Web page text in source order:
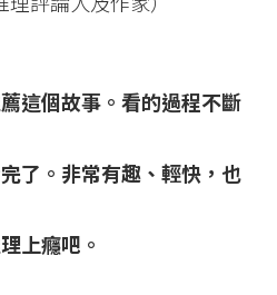
這個故事。看的過程不斷
了。非常有趣、輕快，也
上癮吧。